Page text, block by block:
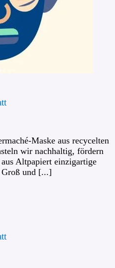
Maske aus recycelten
wir nachhaltig, fördern
Altpapiert einzigartige
und [...]